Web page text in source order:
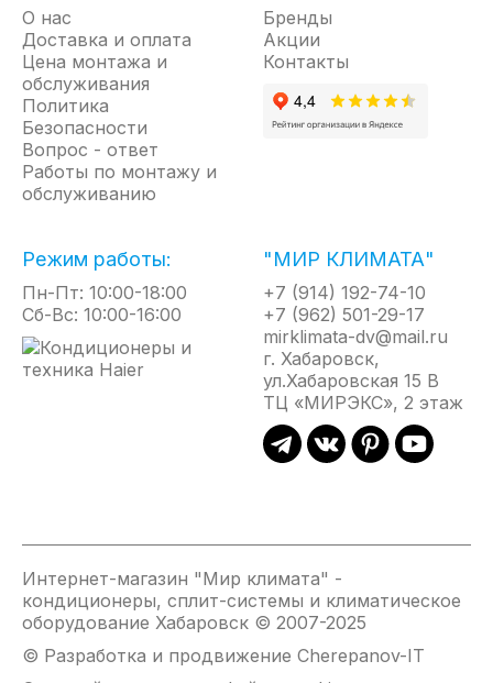
Ионизация воздуха
Silver Ion , фотокаталитический фильтр
Встроенный модуль Wi-Fi
Низкий уровень шума от (21 дБ(А))
7 скоростей вентилятора внутреннего блока
4D AUTO Air
Индикация утечки хладагента
Режимы Sleep, Smart, Super, Dimmer, функция I Feel
правое)
Авторестарт, самодиагностика
Двойная шумоизоляция компрессора
О нас
Доставка и оплата
Цена монтажа и
обслуживания
Политика
Безопасности
Вопрос - ответ
Работы по монтажу и
обслуживанию
Бренды
Акции
Контакты
Режим работы:
Пн-Пт: 10:00-18:00
Сб-Вс: 10:00-16:00
"МИР КЛИМАТА"
+7 (914) 192-74-10
+7 (962) 501-29-17
mirklimata-dv@mail.ru
г. Хабаровск,
ул.Хабаровская 15 В
ТЦ «МИРЭКС», 2 этаж
Интернет-магазин "Мир климата" -
кондиционеры, сплит-системы и климатическое
оборудование Хабаровск © 2007-2025
© Разработка и продвижение Cherepanov-IT